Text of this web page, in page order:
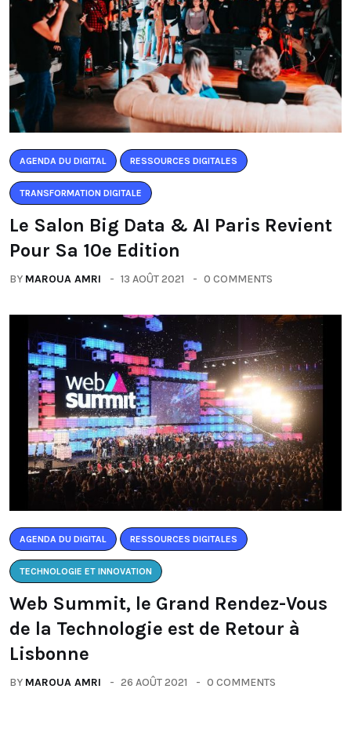
AGENDA DU DIGITAL RESSOURCES DIGITALES
TRANSFORMATION DIGITALE
Le Salon Big Data & AI Paris Revient
Pour Sa 10e Edition
BY MAROUA AMRI 13 AOÛT 2021 0 COMMENTS
AGENDA DU DIGITAL RESSOURCES DIGITALES
TECHNOLOGIE ET INNOVATION
Web Summit, le Grand Rendez-Vous
de la Technologie est de Retour à
Lisbonne
BY MAROUA AMRI 26 AOÛT 2021 0 COMMENTS